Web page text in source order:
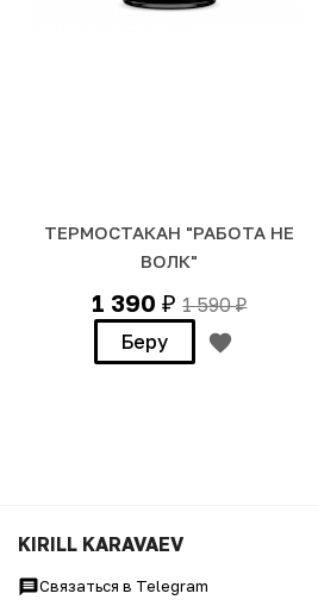
ТЕРМОСТАКАН "РАБОТА НЕ
ВОЛК"
1 390₽ 1 590₽
Беру
KIRILL KARAVAEV
Связаться в Telegram